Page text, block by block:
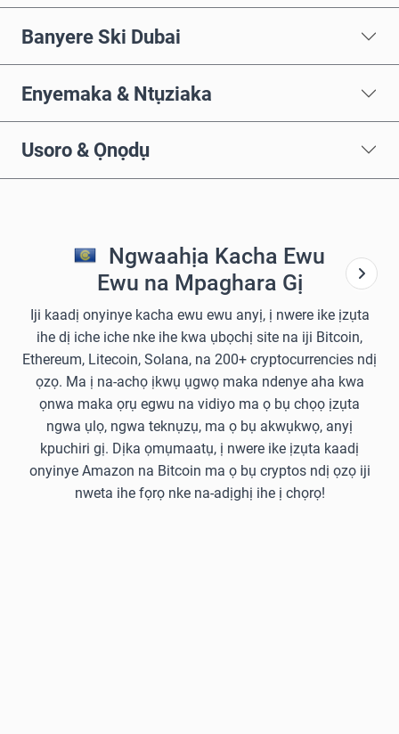
Banyere Ski Dubai
Enyemaka & Ntụziaka
Usoro & Ọnọdụ
Ngwaahịa Kacha Ewu
Ewu na Mpaghara Gị
Iji kaadị onyinye kacha ewu ewu anyị, ị nwere ike ịzụta
ihe dị iche iche nke ihe kwa ụbọchị site na iji Bitcoin,
Ethereum, Litecoin, Solana, na 200+ cryptocurrencies ndị
ọzọ. Ma ị na-achọ ịkwụ ụgwọ maka ndenye aha kwa
ọnwa maka ọrụ egwu na vidiyo ma ọ bụ chọọ ịzụta
ngwa ụlọ, ngwa teknụzụ, ma ọ bụ akwụkwọ, anyị
kpuchiri gị. Dịka ọmụmaatụ, ị nwere ike ịzụta kaadị
onyinye Amazon na Bitcoin ma ọ bụ cryptos ndị ọzọ iji
nweta ihe fọrọ nke na-adịghị ihe ị chọrọ!